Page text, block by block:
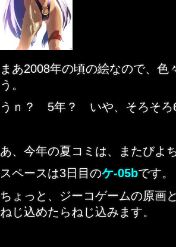
まあ2008年の頃の絵なので、
う。
うｎ？ 5年？ いや、そろそろ
あ、今年の夏コミは、またびよ
スペースは3日目のケ-05bです。
ちょっと、ジーコゲームの原画
ねじ込めたらねじ込みます。